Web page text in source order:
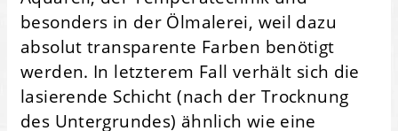
besonders in der Ölmalerei, weil dazu
absolut transparente Farben benötigt
werden. In letzterem Fall verhält sich die
lasierende Schicht (nach der Trocknung
des Untergrundes) ähnlich wie eine